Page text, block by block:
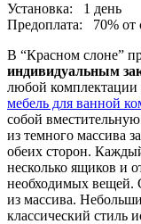
Установка:
1 день
Предоплата:
70% от
В “Красном слоне”
индивидуальным
любой комплектации
мебель для ванной
собой
из темного массива
обеих сторон.
несколько ящиков и
необходимых вещей.
из массива.
классический стиль